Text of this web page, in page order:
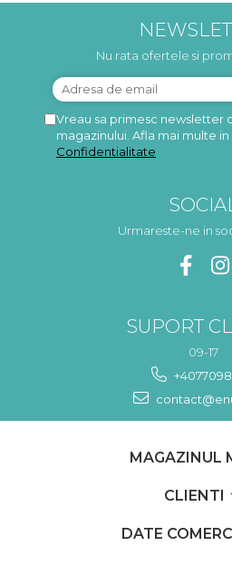
Nu rata ofertele si
Vreau sa primesc newsletter
magazinului. Afla mai multe in
Confidentialitate
Urmareste-ne in
SUPORT
09-17
MAGAZINUL
CLIENTI
DATE